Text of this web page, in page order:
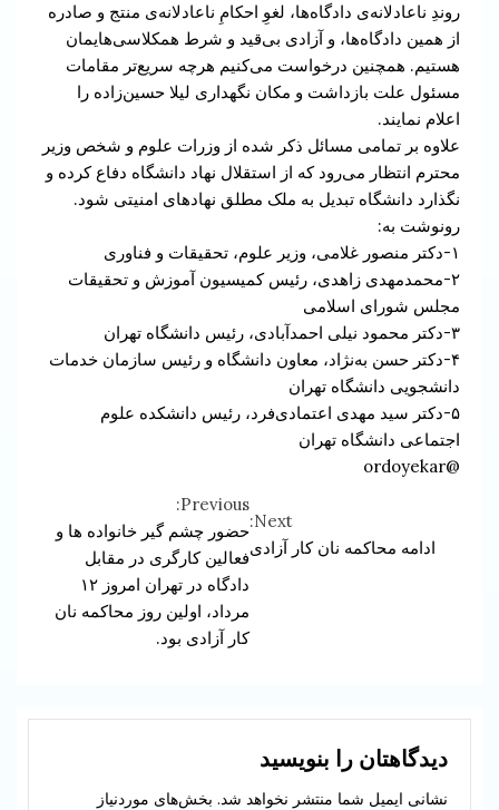
روندِ ناعادلانه‌ی دادگاه‌ها، لغوِ احکامِ ناعادلانه‌‌ی منتج و صادره
از همین دادگاه‌ها، و آزادی بی‌قید و شرط همکلاسی‌هایمان
هستیم. همچنین درخواست می‌کنیم هرچه سریع‌تر مقامات
مسئول علت بازداشت و مکان نگهداری لیلا حسین‌زاده را
اعلام نمایند.
علاوه بر تمامی مسائل ذکر شده از وزرات علوم و شخص وزیر
محترم انتظار می‌رود که از استقلال نهاد دانشگاه دفاع کرده و
نگذارد دانشگاه تبدیل به ملک مطلق نهادهای امنیتی شود.
رونوشت به:
۱-دکتر منصور غلامی، وزیر علوم، تحقیقات و فناوری
۲-محمدمهدی زاهدی، رئیس کمیسیون آموزش و تحقیقات
مجلس شورای اسلامی
۳-دکتر محمود نیلی احمدآبادی، رئیس دانشگاه تهران
۴-دکتر حسن به‌نژاد، معاون دانشگاه و رئیس سازمان خدمات
دانشجویی دانشگاه تهران
۵-دکتر سید مهدی اعتمادی‌فرد، رئیس دانشکده علوم
اجتماعی دانشگاه تهران
@ordoyekar
Reading
Previous:
حضور چشم گیر خانواده ها و
فعالین کارگری در مقابل
دادگاه در تهران امروز ۱۲
مرداد، اولین روز محاکمه نان
کار آزادی بود.
Next:
ادامه محاکمه نان کار آزادی
دیدگاهتان را بنویسید
نشانی ایمیل شما منتشر نخواهد شد. بخش‌های موردنیاز